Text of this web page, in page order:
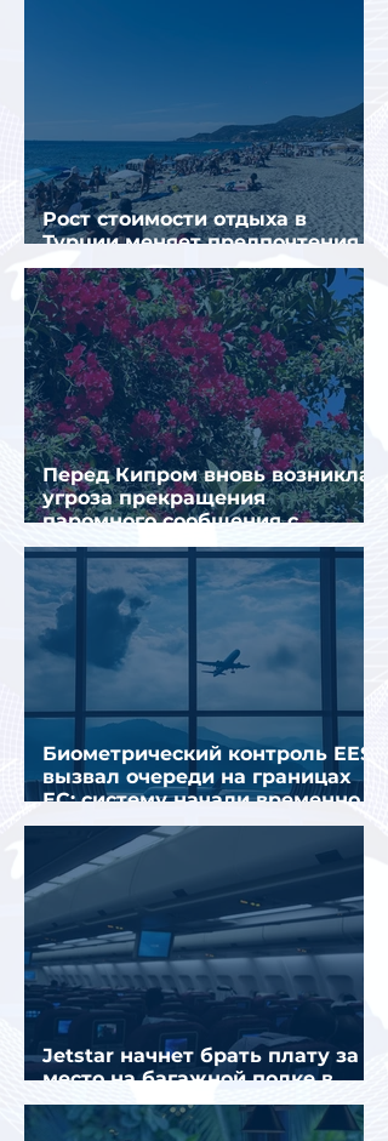
Рост стоимости отдыха в
Турции меняет предпочтения
туристов
Перед Кипром вновь возникла
угроза прекращения
паромного сообщения с
Грецией
Биометрический контроль EES
вызвал очереди на границах
ЕС: систему начали временно
отключать
Jetstar начнет брать плату за
место на багажной полке в
салоне самолета